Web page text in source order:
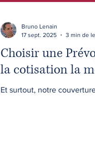
activités
Choisir une
la cotisation la
Et surtout, notre
Bruno Lenain
17 sept. 2025
3 min de